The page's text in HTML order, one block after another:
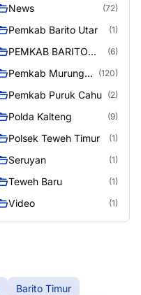
News (72)
Pemkab Barito Utar (1)
PEMKAB BARITO
(6)
Pemkab Murung
(120)
Pemkab Puruk Cahu (2)
Polda Kalteng (9)
Polsek Teweh Timur (1)
Seruyan (1)
Teweh Baru (1)
Video (1)
Barito Timur